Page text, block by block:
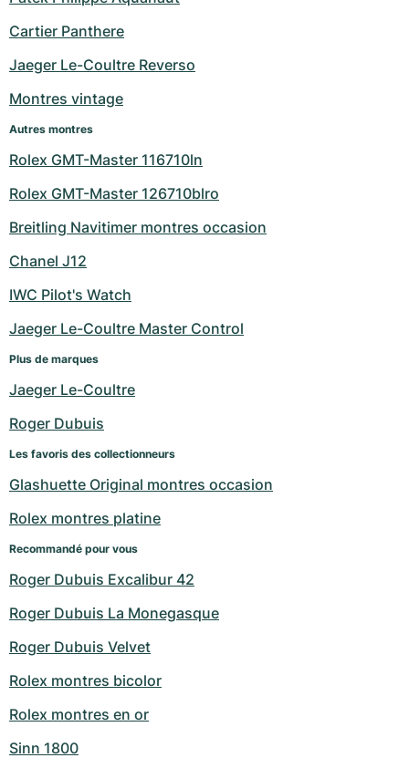
Milgauss
Oyster Perpetual
Yacht-Master II
Sea-Dweller
Sky-Dweller
Montres pour femmes
Ronde
Rotonde
Pasha
Tortue
Baignoire
Roadster
Montres d'occasion
Professional
Bentley
Cockpit
Chronospace
Super Avenger
Montbrillant
Montres d'occasion
Formula 1
Grand Carrera
Montres d'occasion
Montres pour femmes
Portofino
Portugieser
Aquatimer
Spitfire
Montres d'occasion
Spirit of Big Bang
King Power
Montres d'occasion
Cartier Panthere
Jaeger Le-Coultre Reverso
Montres vintage
Autres montres
Rolex GMT-Master 116710ln
Rolex GMT-Master 126710blro
Breitling Navitimer montres occasion
Chanel J12
IWC Pilot's Watch
Jaeger Le-Coultre Master Control
Plus de marques
Jaeger Le-Coultre
Roger Dubuis
Les favoris des collectionneurs
Glashuette Original montres occasion
Rolex montres platine
Recommandé pour vous
Roger Dubuis Excalibur 42
Roger Dubuis La Monegasque
Roger Dubuis Velvet
Rolex montres bicolor
Rolex montres en or
Sinn 1800